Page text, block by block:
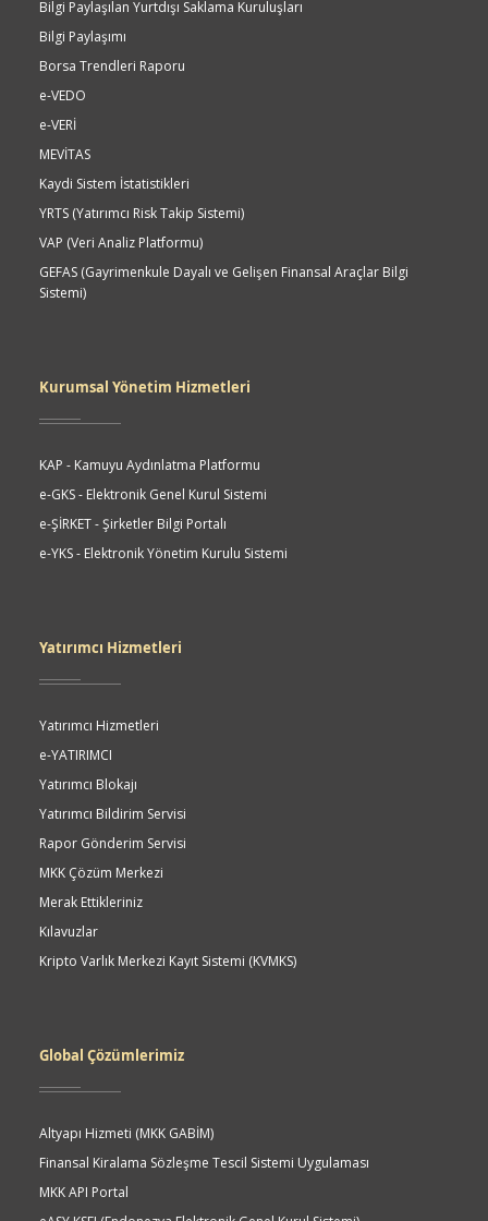
Bilgi Paylaşılan Yurtdışı Saklama Kuruluşları
Bilgi Paylaşımı
Borsa Trendleri Raporu
e-VEDO
e-VERİ
MEVİTAS
Kaydi Sistem İstatistikleri
YRTS (Yatırımcı Risk Takip Sistemi)
VAP (Veri Analiz Platformu)
GEFAS (Gayrimenkule Dayalı ve Gelişen Finansal Araçlar Bilgi
Sistemi)
Kurumsal Yönetim Hizmetleri
KAP - Kamuyu Aydınlatma Platformu
e-GKS - Elektronik Genel Kurul Sistemi
e-ŞİRKET - Şirketler Bilgi Portalı
e-YKS - Elektronik Yönetim Kurulu Sistemi
Yatırımcı Hizmetleri
Yatırımcı Hizmetleri
e-YATIRIMCI
Yatırımcı Blokajı
Yatırımcı Bildirim Servisi
Rapor Gönderim Servisi
MKK Çözüm Merkezi
Merak Ettikleriniz
Kılavuzlar
Kripto Varlık Merkezi Kayıt Sistemi (KVMKS)
Global Çözümlerimiz
Altyapı Hizmeti (MKK GABİM)
Finansal Kiralama Sözleşme Tescil Sistemi Uygulaması
MKK API Portal